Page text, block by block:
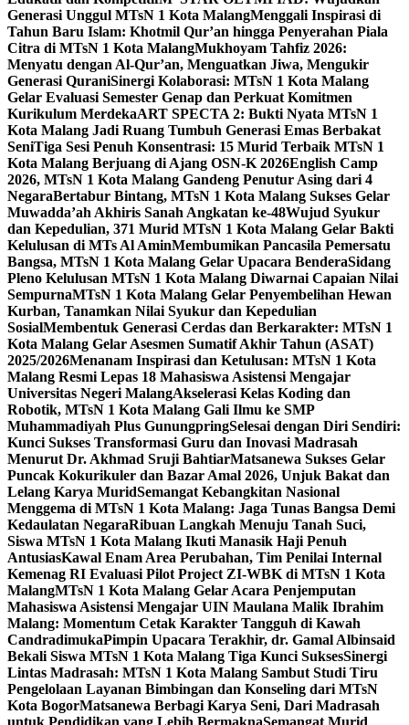
Generasi Unggul MTsN 1 Kota MalangMenggali Inspirasi di
Tahun Baru Islam: Khotmil Qur’an hingga Penyerahan Piala
Citra di MTsN 1 Kota MalangMukhoyam Tahfiz 2026:
Menyatu dengan Al-Qur’an, Menguatkan Jiwa, Mengukir
Generasi QuraniSinergi Kolaborasi: MTsN 1 Kota Malang
Gelar Evaluasi Semester Genap dan Perkuat Komitmen
Kurikulum MerdekaART SPECTA 2: Bukti Nyata MTsN 1
Kota Malang Jadi Ruang Tumbuh Generasi Emas Berbakat
SeniTiga Sesi Penuh Konsentrasi: 15 Murid Terbaik MTsN 1
Kota Malang Berjuang di Ajang OSN-K 2026English Camp
2026, MTsN 1 Kota Malang Gandeng Penutur Asing dari 4
NegaraBertabur Bintang, MTsN 1 Kota Malang Sukses Gelar
Muwadda’ah Akhiris Sanah Angkatan ke-48Wujud Syukur
dan Kepedulian, 371 Murid MTsN 1 Kota Malang Gelar Bakti
Kelulusan di MTs Al AminMembumikan Pancasila Pemersatu
Bangsa, MTsN 1 Kota Malang Gelar Upacara BenderaSidang
Pleno Kelulusan MTsN 1 Kota Malang Diwarnai Capaian Nilai
SempurnaMTsN 1 Kota Malang Gelar Penyembelihan Hewan
Kurban, Tanamkan Nilai Syukur dan Kepedulian
SosialMembentuk Generasi Cerdas dan Berkarakter: MTsN 1
Kota Malang Gelar Asesmen Sumatif Akhir Tahun (ASAT)
2025/2026Menanam Inspirasi dan Ketulusan: MTsN 1 Kota
Malang Resmi Lepas 18 Mahasiswa Asistensi Mengajar
Universitas Negeri MalangAkselerasi Kelas Koding dan
Robotik, MTsN 1 Kota Malang Gali Ilmu ke SMP
Muhammadiyah Plus GunungpringSelesai dengan Diri Sendiri:
Kunci Sukses Transformasi Guru dan Inovasi Madrasah
Menurut Dr. Akhmad Sruji BahtiarMatsanewa Sukses Gelar
Puncak Kokurikuler dan Bazar Amal 2026, Unjuk Bakat dan
Lelang Karya MuridSemangat Kebangkitan Nasional
Menggema di MTsN 1 Kota Malang: Jaga Tunas Bangsa Demi
Kedaulatan NegaraRibuan Langkah Menuju Tanah Suci,
Siswa MTsN 1 Kota Malang Ikuti Manasik Haji Penuh
AntusiasKawal Enam Area Perubahan, Tim Penilai Internal
Kemenag RI Evaluasi Pilot Project ZI-WBK di MTsN 1 Kota
MalangMTsN 1 Kota Malang Gelar Acara Penjemputan
Mahasiswa Asistensi Mengajar UIN Maulana Malik Ibrahim
Malang: Momentum Cetak Karakter Tangguh di Kawah
CandradimukaPimpin Upacara Terakhir, dr. Gamal Albinsaid
Bekali Siswa MTsN 1 Kota Malang Tiga Kunci SuksesSinergi
Lintas Madrasah: MTsN 1 Kota Malang Sambut Studi Tiru
Pengelolaan Layanan Bimbingan dan Konseling dari MTsN
Kota BogorMatsanewa Berbagi Karya Seni, Dari Madrasah
untuk Pendidikan yang Lebih BermaknaSemangat Murid